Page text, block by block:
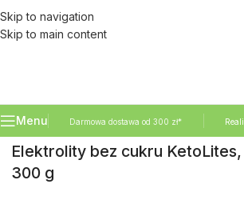
Skip to navigation
Skip to main content
Menu Darmowa dostawa od 300 zł*
Elektrolity bez cukru
300 g